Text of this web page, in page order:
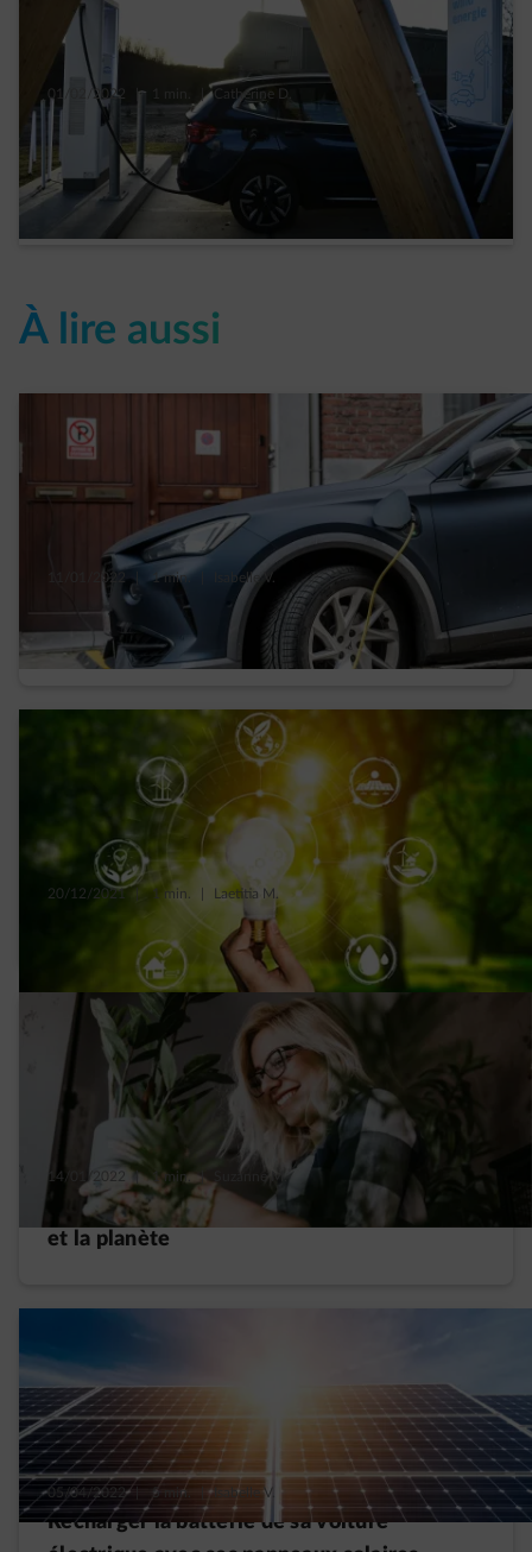
01/02/2022 | | Catherine D.
Quand le vent recharge ultra rapidement
votre voiture électrique
Read more
À lire aussi
11/01/2022 1 min. Isabelle V.
Je recharge ma voiture électrique en ville et
ça se passe bien !
20/12/2021 1 min. Laetitia M.
Votre énergie verte est-elle renouvelable ?
14/01/2022 | 1 min. | Suzanne M.
4 résolutions simples et positives pour vous
et la planète
05/04/2022 5 min. Isabelle V.
Recharger la batterie de sa voiture